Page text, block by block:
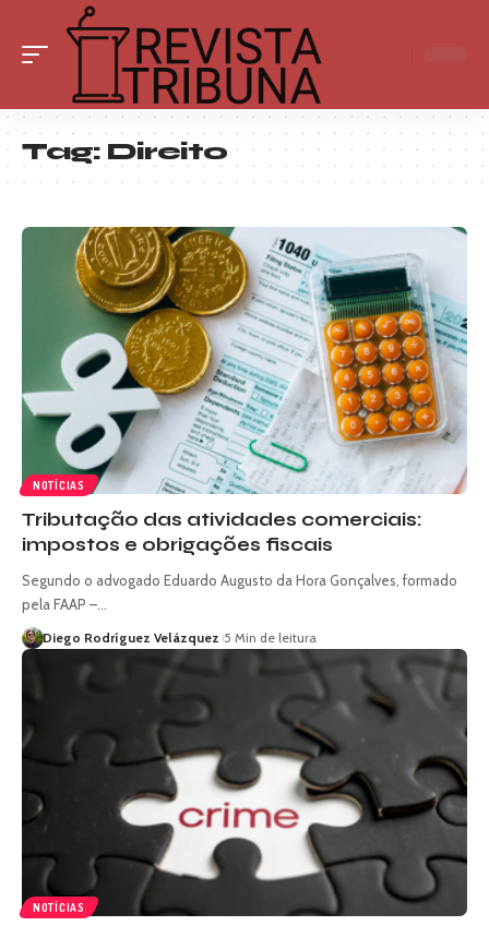
Tag:Direito
NOTÍCIAS
Tributação das atividades comerciais:
impostos e obrigações fiscais
Segundo o advogado Eduardo Augusto da Hora Gonçalves, formado
pela FAAP –…
Diego Rodríguez Velázquez 5 Min de leitura
NOTÍCIAS